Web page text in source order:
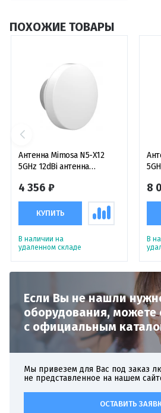
ПОХОЖИЕ ТОВАРЫ
Антенна Mimosa N5-X12
5GHz 12dBi антенна
пассивная
4 356 ₽
КУПИТЬ
В наличии на
удаленном складе
8
В
Если Вы не нашли
оборудования, можете
с официальным
Мы привезем для Вас под заказ
не представленное на нашем
ОСТАВИТЬ